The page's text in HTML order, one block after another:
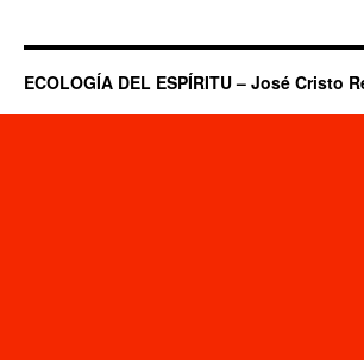
ECOLOGÍA DEL ESPÍRITU – José Cristo